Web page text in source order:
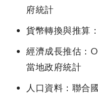
府統計
貨幣轉換與推算
經濟成長推估：
當地政府統計
人口資料：聯合